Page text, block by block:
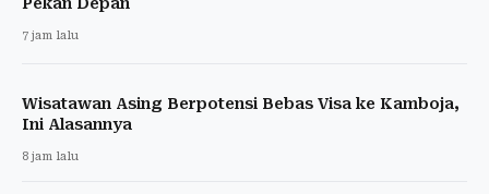
7 jam lalu
Wisatawan Asing Berpotensi Bebas Visa ke Kamboja,
Ini Alasannya
8 jam lalu